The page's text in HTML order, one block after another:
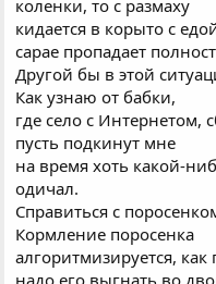
коленки, то с размаху
кидается в корыто с
сарае пропадает
Другой бы в этой
Как узнаю от бабки,
где село с Интернетом,
пусть подкинут мне
на время хоть какой-
одичал.
Справиться с
Кормление поросенка
алгоритмизируется,
надо его выгнать во